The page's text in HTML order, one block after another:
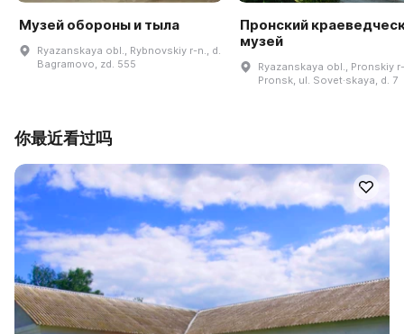
Музей обороны и тыла
Ryazanskaya obl., Rybnovskiy r-n., d.
Bagramovo, zd. 555
Пронский
музей
Ryazanskaya obl., Pronskiy
Pronsk, ul. Sovet·skaya, d. 7
你最近看过吗